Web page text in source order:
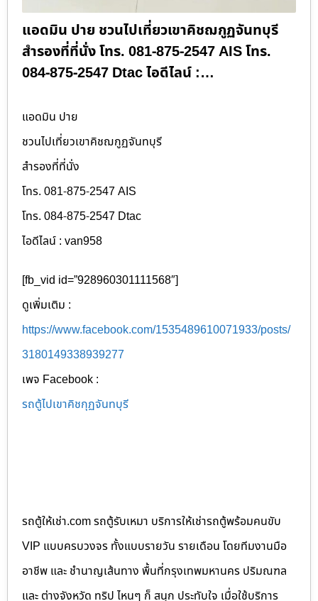
แอดมิน ปาย ชวนไปเที่ยวเขาคิชฌกูฏจันทบุรี
สำรองที่ที่นั่ง โทร. 081-875-2547 AIS โทร.
084-875-2547 Dtac ไอดีไลน์ :…
แอดมิน ปาย
ชวนไปเที่ยวเขาคิชฌกูฏจันทบุรี
สำรองที่ที่นั่ง
โทร. 081-875-2547 AIS
โทร. 084-875-2547 Dtac
ไอดีไลน์ : van958
[fb_vid id=”928960301111568″]
ดูเพิ่มเติม :
https://www.facebook.com/1535489610071933/posts/
3180149338939277
เพจ Facebook :
รถตู้ไปเขาคิชกุฏจันทบุรี
รถตู้ให้เช่า.com รถตู้รับเหมา บริการให้เช่ารถตู้พร้อมคนขับ
VIP แบบครบวงจร ทั้งแบบรายวัน รายเดือน โดยทีมงานมือ
อาชีพ และ ชำนาญเส้นทาง พื้นที่กรุงเทพมหานคร ปริมณฑล
และ ต่างจังหวัด ทริป ไหนๆ ก็ สนุก ประทับใจ เมื่อใช้บริการ